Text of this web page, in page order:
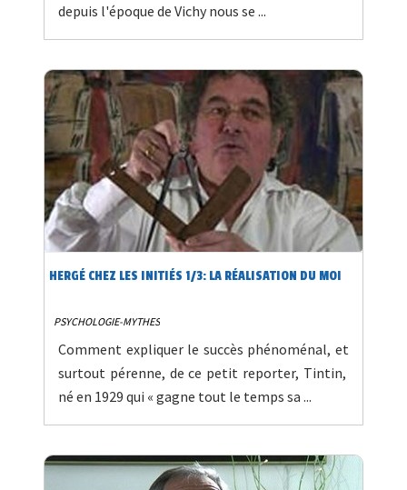
depuis l'époque de Vichy nous se ...
HERGÉ CHEZ LES INITIÉS 1/3: LA RÉALISATION DU MOI
PSYCHOLOGIE-MYTHES
Comment expliquer le succès phénoménal, et
surtout pérenne, de ce petit reporter, Tintin,
né en 1929 qui « gagne tout le temps sa ...